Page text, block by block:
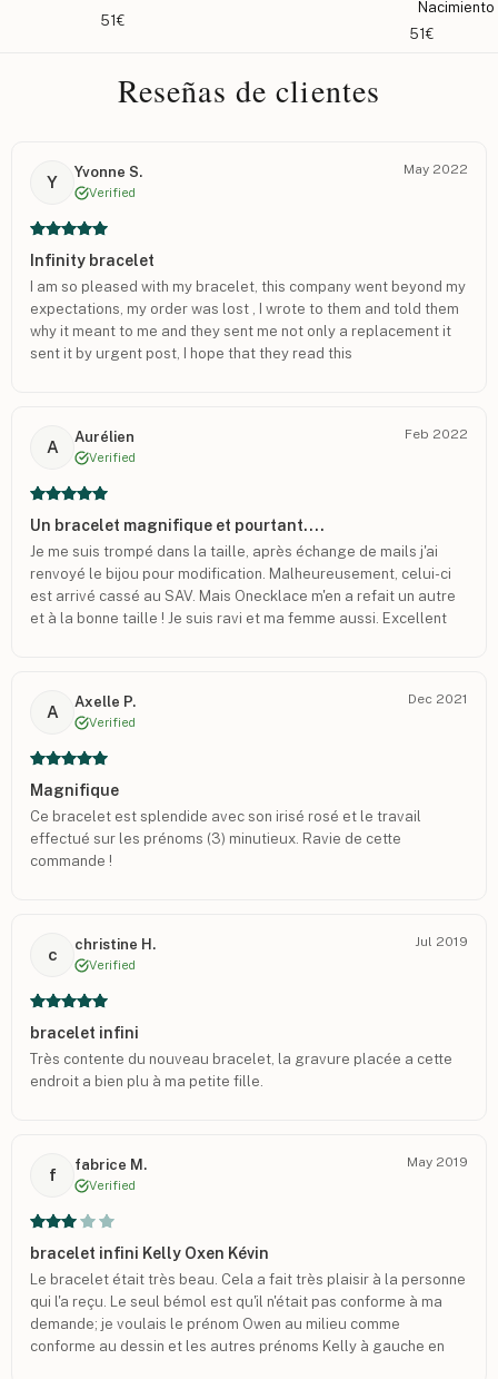
Reseñas de clientes
Y
Yvonne S.
Verified
May 2022
Infinity bracelet
I am so pleased with my bracelet, this company went beyond my
expectations, my order was lost , I wrote to them and told them
why it meant to me and they sent me not only a replacement it
sent it by urgent post, I hope that they read this
A
Aurélien
Verified
Feb 2022
Un bracelet magnifique et pourtant....
Je me suis trompé dans la taille, après échange de mails j'ai
renvoyé le bijou pour modification. Malheureusement, celui-ci
est arrivé cassé au SAV. Mais Onecklace m'en a refait un autre
et à la bonne taille ! Je suis ravi et ma femme aussi. Excellent
A
Axelle P.
Verified
Dec 2021
Magnifique
Ce bracelet est splendide avec son irisé rosé et le travail
effectué sur les prénoms (3) minutieux. Ravie de cette
commande !
c
christine H.
Verified
Jul 2019
bracelet infini
Très contente du nouveau bracelet, la gravure placée a cette
endroit a bien plu à ma petite fille.
f
fabrice M.
Verified
May 2019
bracelet infini Kelly Oxen Kévin
Le bracelet était très beau. Cela a fait très plaisir à la personne
qui l'a reçu. Le seul bémol est qu'il n'était pas conforme à ma
demande; je voulais le prénom Owen au milieu comme
conforme au dessin et les autres prénoms Kelly à gauche en